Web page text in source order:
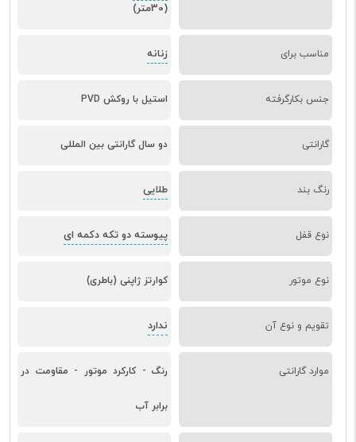
(30متر)
مناسب برای زنانه
جنس بکارگرفته استیل با روکش PVD
گارانتی دو سال گارانتی بین المللی
رنگ بند طلایی
نوع قفل پیوسته دو تکه دکمه ای
نوع موتور کوارتز ژاپنی (باطری)
تقویم و نوع آن ندارد
موارد گارانتی رنگ - کارکرد موتور - مقاومت در
برابر آب